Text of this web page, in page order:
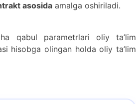
asosida amalga oshiriladi.
qabul parametrlari oliy ta’lim
hisobga olingan holda oliy ta’lim